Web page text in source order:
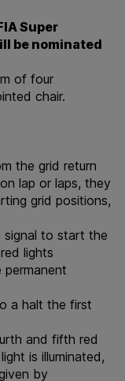
Super
be nominated
of four
chair.
the grid return
lap or laps, they
grid positions,
signal to start the
lights
a halt the first
and fifth red
is illuminated,
by